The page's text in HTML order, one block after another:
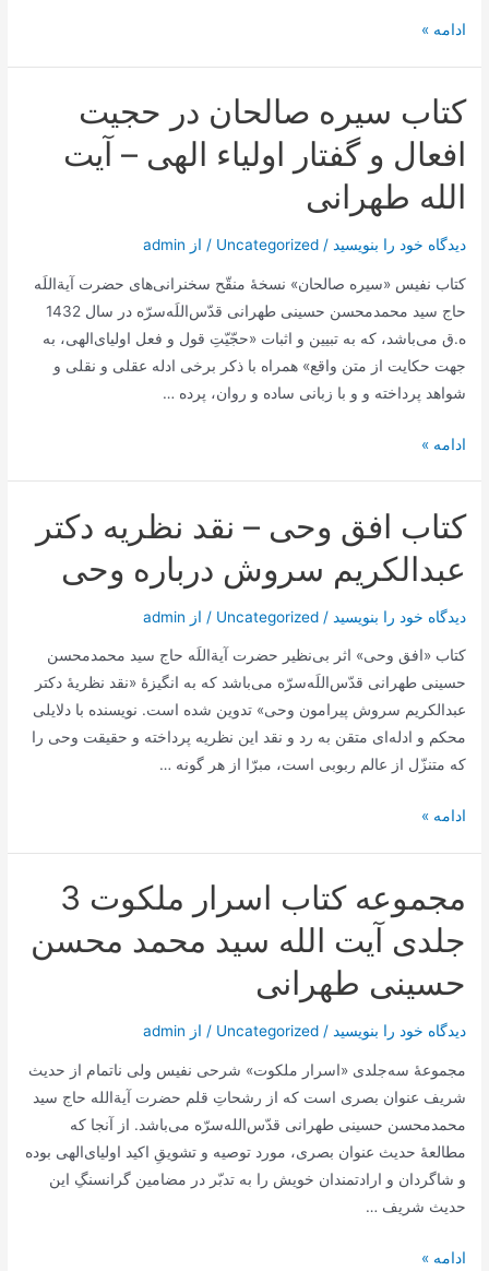
کتاب
–
شرحی
بر
فی
الاسفار
العقلیة‌
ادامه »
کتاب سیره صالحان در حجیت
افعال و گفتار اولیاء الهی – آیت
الله طهرانی
دیدگاه‌ خود را بنویسید /
Uncategorized / از admin
کتاب نفیس «سیره صالحان» نسخۀ منقّح سخنرانی‌های حضرت آیة‌اللَه
حاج سید محمدمحسن حسینی طهرانی قدّس‌اللَه‌سرّه در سال 1432
ه.ق می‌باشد، که به تبیین و اثبات «حجّیّتِ قول و فعل اولیای‌الهی، به
جهت حکایت از متن واقع» همراه با ذکر برخی ادله عقلی و نقلی و
شواهد پرداخته و و با زبانی ساده و روان، پرده …
کتاب
در
افعال
اولیاء
الهی
–
آیت
الله
ادامه »
کتاب افق وحی – نقد نظريه دکتر
عبدالكريم سروش درباره وحى
دیدگاه‌ خود را بنویسید /
Uncategorized / از admin
کتاب «افق وحی» اثر بی‌نظیر حضرت آیة‌اللَه حاج سید محمدمحسن
حسینی طهرانی قدّس‌اللَه‌سرّه می‌باشد که به انگیزۀ «نقد نظریۀ دکتر
عبدالکریم سروش پیرامون وحی» تدوین شده است. نویسنده با دلایلی
محکم و ادله‌ای متقن به رد و نقد این نظریه پرداخته و حقیقت وحی را
که متنزّل از عالم ربوبی است، مبرّا از هر گونه …
کتاب
–
نظريه
دکتر
سروش
ادامه »
مجموعه کتاب اسرار ملکوت 3
جلدی آیت الله سید محمد محسن
حسینی طهرانی
دیدگاه‌ خود را بنویسید /
Uncategorized / از admin
مجموعۀ سه‌جلدی «اسرار ملکوت» شرحی نفیس ولی ناتمام از حدیث
شریف عنوان بصری است که از رشحاتِ قلم حضرت آیة‌الله حاج سید
محمدمحسن حسینی طهرانی قدّس‌الله‌سرّه می‌باشد. از آنجا که
مطالعۀ حدیث عنوان بصری، مورد توصیه و تشویقِ اکید اولیای‌الهی بوده
و شاگردان و ارادتمندان خویش را به تدبّر در مضامین گرانسنگِ این
حدیث شریف …
مجموعه
ادامه »